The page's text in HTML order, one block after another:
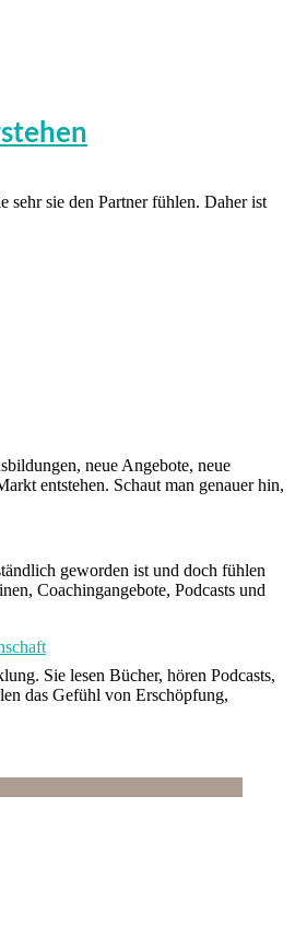
sehr sie den Partner fühlen. Daher ist
neue Angebote, neue
entstehen. Schaut man genauer hin,
geworden ist und doch fühlen
Coachingangebote, Podcasts und
Sie lesen Bücher, hören Podcasts,
das Gefühl von Erschöpfung,